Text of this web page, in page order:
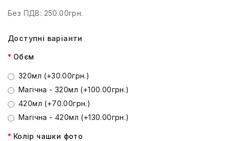
Без ПДВ: 250.00грн.
Доступні варіанти
Обєм
320мл (+30.00грн.)
Магічна - 320мл (+100.00грн.)
420мл (+70.00грн.)
Магічна - 420мл (+130.00грн.)
Колір чашки фото